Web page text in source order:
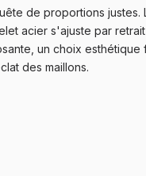
de proportions
acier s'ajuste par
un choix
des maillons.